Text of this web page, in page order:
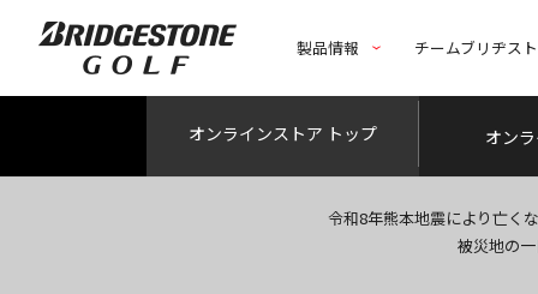
製品情報 チームブリヂス
オンラインストア トップ オン
令和8年熊本地震により亡く
被災地の